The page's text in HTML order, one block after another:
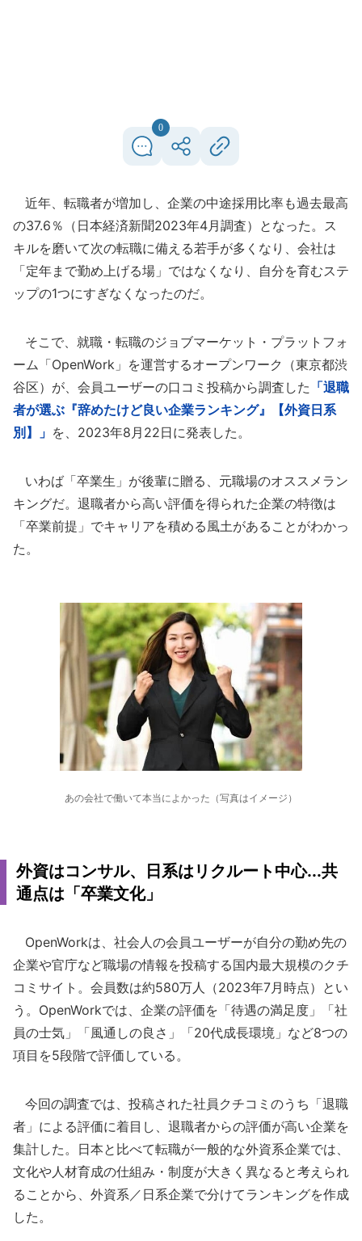
0
近年、転職者が増加し、企業の中途採用比率も過去最高
の37.6％（日本経済新聞2023年4月調査）となった。ス
キルを磨いて次の転職に備える若手が多くなり、会社は
「定年まで勤め上げる場」ではなくなり、自分を育むステ
ップの1つにすぎなくなったのだ。
そこで、就職・転職のジョブマーケット・プラットフォ
ーム「OpenWork」を運営するオープンワーク（東京都渋
谷区）が、会員ユーザーの口コミ投稿から調査した 「退職
者が選ぶ『辞めたけど良い企業ランキング』【外資日系
別】」 を、2023年8月22日に発表した。
いわば「卒業生」が後輩に贈る、元職場のオススメラン
キングだ。退職者から高い評価を得られた企業の特徴は
「卒業前提」でキャリアを積める風土があることがわかっ
た。
あの会社で働いて本当によかった（写真はイメージ）
外資はコンサル、日系はリクルート中心...共
通点は「卒業文化」
OpenWorkは、社会人の会員ユーザーが自分の勤め先の
企業や官庁など職場の情報を投稿する国内最大規模のクチ
コミサイト。会員数は約580万人（2023年7月時点）とい
う。OpenWorkでは、企業の評価を「待遇の満足度」「社
員の士気」「風通しの良さ」「20代成長環境」など8つの
項目を5段階で評価している。
今回の調査では、投稿された社員クチコミのうち「退職
者」による評価に着目し、退職者からの評価が高い企業を
集計した。日本と比べて転職が一般的な外資系企業では、
文化や人材育成の仕組み・制度が大きく異なると考えられ
ることから、外資系／日系企業で分けてランキングを作成
した。